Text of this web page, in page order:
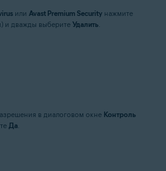
или Avast Premium Security нажмите
и дважды выберите Удалить
в диалоговом окне Контроль
Да.